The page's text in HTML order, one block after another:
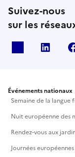
Suivez-nous
sur les
Événements nationaux
Semaine de la langue
Nuit européenne des
Rendez-vous aux
Journées